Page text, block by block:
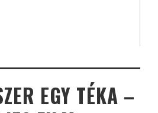
EGY TÉKA –